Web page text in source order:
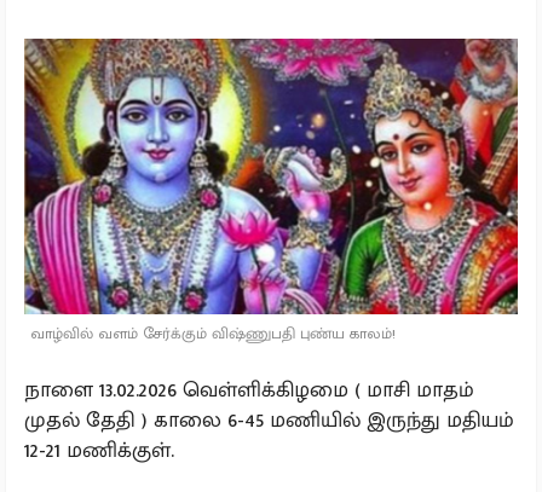
வாழ்வில் வளம் சேர்க்கும் விஷ்ணுபதி புண்ய காலம்!
நாளை 13.02.2026 வெள்ளிக்கிழமை ( மாசி மாதம்
முதல் தேதி ) காலை 6-45 மணியில் இருந்து மதியம்
12-21 மணிக்குள்.